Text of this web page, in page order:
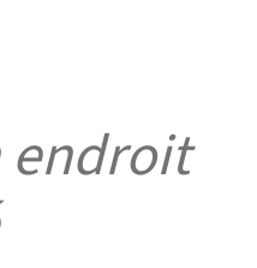
endroit